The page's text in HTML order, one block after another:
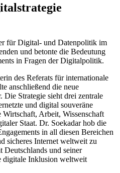
für Digital- und Datenpolitik im
und betonte die Bedeutung
in Fragen der Digitalpolitik.
des Referats für internationale
anschließend die neue
Strategie sieht drei zentrale
und digital souveräne
Arbeit, Wissenschaft
Staat. Dr. Soekadar hob die
in all diesen Bereichen
sicheres Internet weltweit zu
Deutschlands und seiner
digitale Inklusion weltweit